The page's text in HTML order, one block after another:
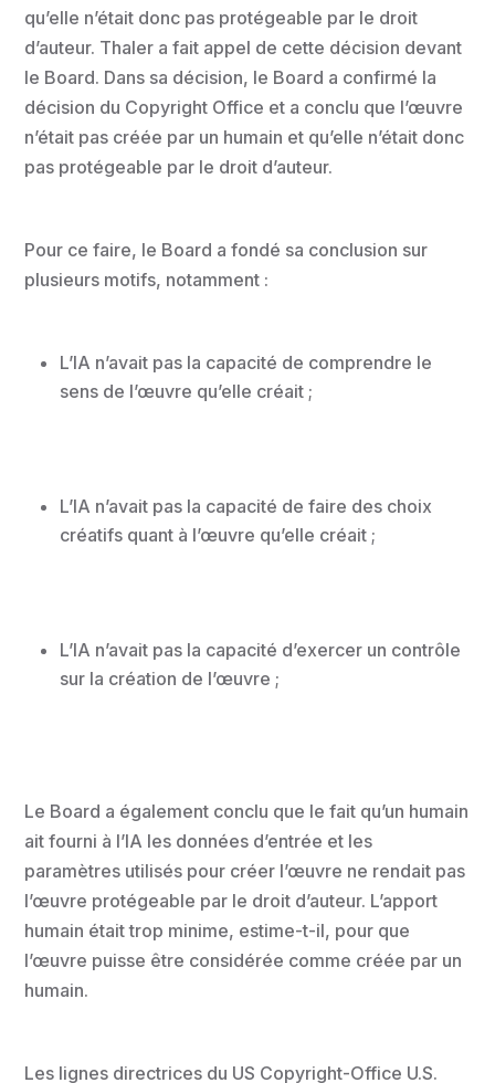
qu’elle n’était donc pas protégeable par le droit
d’auteur. Thaler a fait appel de cette décision devant
le Board. Dans sa décision, le Board a confirmé la
décision du Copyright Office et a conclu que l’œuvre
n’était pas créée par un humain et qu’elle n’était donc
pas protégeable par le droit d’auteur.
Pour ce faire, le Board a fondé sa conclusion sur
plusieurs motifs, notamment :
L’IA n’avait pas la capacité de comprendre le
sens de l’œuvre qu’elle créait ;
L’IA n’avait pas la capacité de faire des choix
créatifs quant à l’œuvre qu’elle créait ;
L’IA n’avait pas la capacité d’exercer un contrôle
sur la création de l’œuvre ;
Le Board a également conclu que le fait qu’un humain
ait fourni à l’IA les données d’entrée et les
paramètres utilisés pour créer l’œuvre ne rendait pas
l’œuvre protégeable par le droit d’auteur. L’apport
humain était trop minime, estime-t-il, pour que
l’œuvre puisse être considérée comme créée par un
humain.
Les lignes directrices du US Copyright-Office U.S.